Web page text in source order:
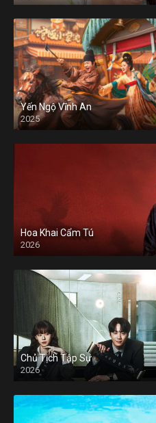
Yến Ngộ Vĩnh An
2025
Hoa Khai Cẩm Tú
2026
Chủ Tịch Tập Sự
2026